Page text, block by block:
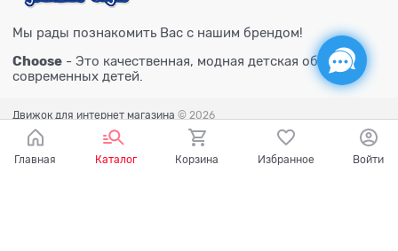
Мы рады познакомить Вас с нашим брендом!
Choose - Это качественная, модная детская обувь для
современных детей.
Движок для интернет магазина © 2026
Главная Каталог Корзина Избранное Войти